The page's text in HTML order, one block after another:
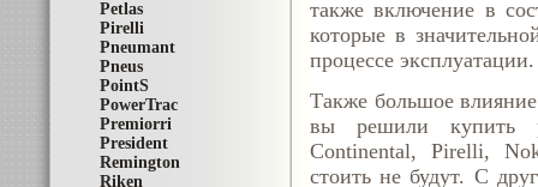
Petlas
Pirelli
Pneumant
Pneus
PointS
PowerTrac
Premiorri
President
Remington
Riken
также включение в
которые в
процессе эксплуатации.
Также большое
вы решили купить
Continental, Pirelli,
стоить не будут. С